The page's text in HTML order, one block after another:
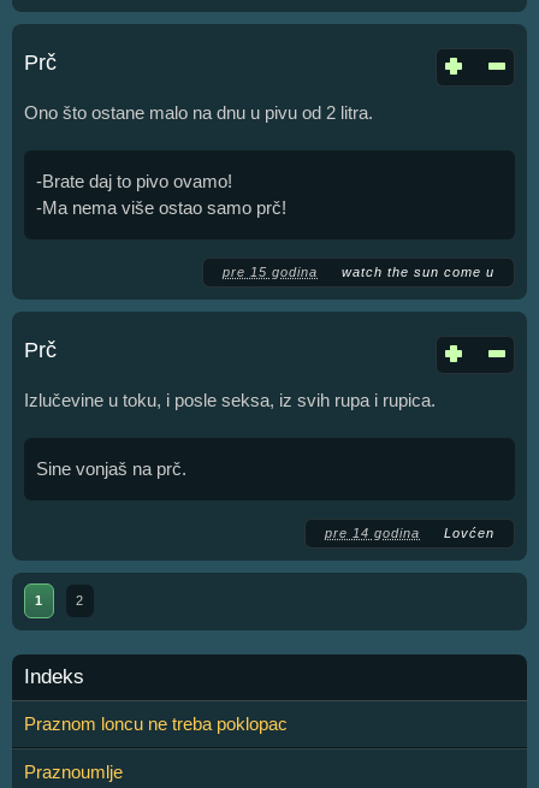
Prč
Ono što ostane malo na dnu u pivu od 2 litra.
-Brate daj to pivo ovamo!
-Ma nema više ostao samo prč!
pre 15 godina watch the sun come u
Prč
Izlučevine u toku, i posle seksa, iz svih rupa i rupica.
Sine vonjaš na prč.
pre 14 godina Lovćen
1 2
Indeks
Praznom loncu ne treba poklopac
Praznoumlje